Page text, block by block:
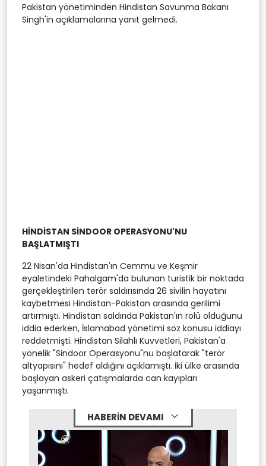
Pakistan yönetiminden Hindistan Savunma Bakanı
Singh'in açıklamalarına yanıt gelmedi.
HİNDİSTAN SİNDOOR OPERASYONU'NU
BAŞLATMIŞTI
22 Nisan'da Hindistan'ın Cemmu ve Keşmir
eyaletindeki Pahalgam'da bulunan turistik bir noktada
gerçekleştirilen terör saldırısında 26 sivilin hayatını
kaybetmesi Hindistan-Pakistan arasında gerilimi
artırmıştı. Hindistan saldırıda Pakistan'ın rolü olduğunu
iddia ederken, İslamabad yönetimi söz konusu iddiayı
reddetmişti. Hindistan Silahlı Kuvvetleri, Pakistan'a
yönelik "Sindoor Operasyonu"nu başlatarak "terör
altyapısını" hedef aldığını açıklamıştı. İki ülke arasında
başlayan askeri çatışmalarda can kayıpları
yaşanmıştı.
HABERİN DEVAMI